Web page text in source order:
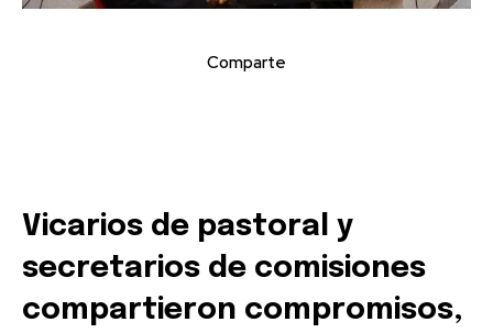
Comparte
Vicarios de pastoral y
secretarios de comisiones
compartieron compromisos,